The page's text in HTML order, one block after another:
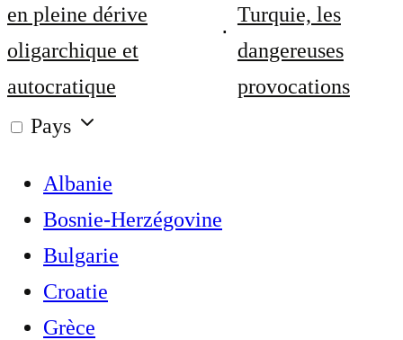
en pleine dérive
oligarchique et
autocratique
Turquie, les
dangereuses
provocations
Pays
Albanie
Bosnie-Herzégovine
Bulgarie
Croatie
Grèce